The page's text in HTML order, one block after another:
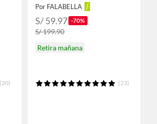
(20)
Por FALABELLA
S/ 59.97 -70%
S/ 199.90
Retira mañana
(23)